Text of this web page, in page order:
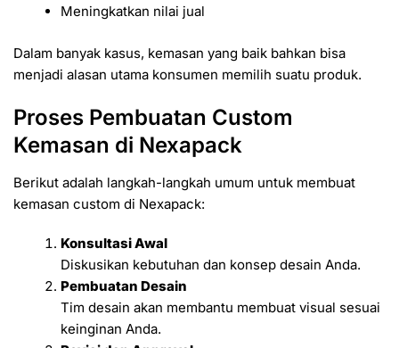
Meningkatkan nilai jual
Dalam banyak kasus, kemasan yang baik bahkan bisa
menjadi alasan utama konsumen memilih suatu produk.
Proses Pembuatan Custom
Kemasan di Nexapack
Berikut adalah langkah-langkah umum untuk membuat
kemasan custom di Nexapack:
Konsultasi Awal
Diskusikan kebutuhan dan konsep desain Anda.
Pembuatan Desain
Tim desain akan membantu membuat visual sesuai
keinginan Anda.